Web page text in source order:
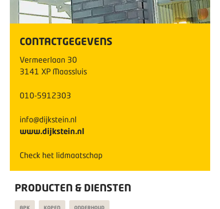
CONTACTGEGEVENS
Vermeerlaan 30
3141 XP Maassluis
010-5912303
info@dijkstein.nl
www.dijkstein.nl
Check het lidmaatschap
PRODUCTEN & DIENSTEN
APK KOPEN ONDERHOUD